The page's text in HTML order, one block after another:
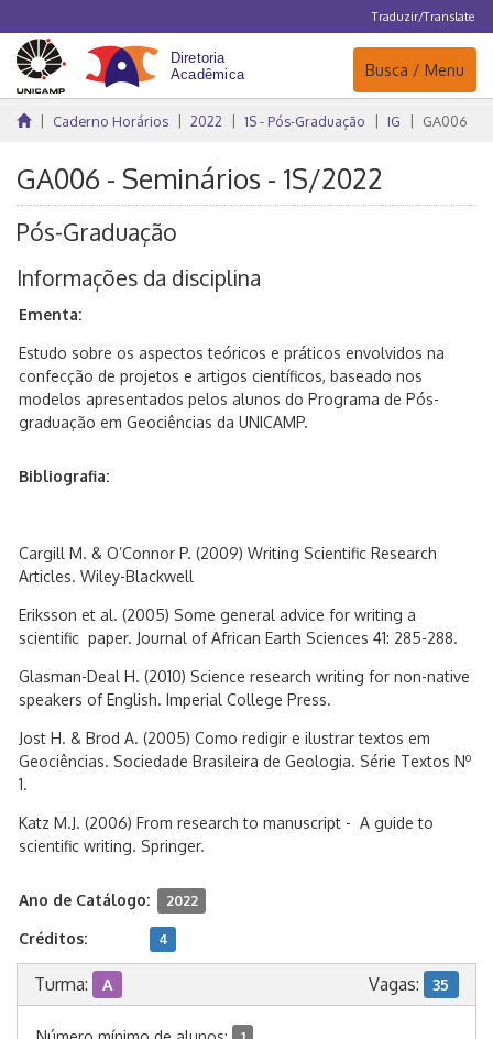
Traduzir/Translate
Navegação
Busca / Menu
Caderno Horários 2022 1S - Pós-Graduação IG GA006
GA006 - Seminários - 1S/2022
Pós-Graduação
Informações da disciplina
Ementa:
Estudo sobre os aspectos teóricos e práticos envolvidos na
confecção de projetos e artigos científicos, baseado nos
modelos apresentados pelos alunos do Programa de Pós-
graduação em Geociências da UNICAMP.
Bibliografia:
Cargill M. & O’Connor P. (2009) Writing Scientific Research
Articles. Wiley-Blackwell
Eriksson et al. (2005) Some general advice for writing a
scientific paper. Journal of African Earth Sciences 41: 285-288.
Glasman-Deal H. (2010) Science research writing for non-native
speakers of English. Imperial College Press.
Jost H. & Brod A. (2005) Como redigir e ilustrar textos em
Geociências. Sociedade Brasileira de Geologia. Série Textos No
1.
Katz M.J. (2006) From research to manuscript - A guide to
scientific writing. Springer.
Ano de Catálogo: 2022
Créditos: 4
Turma: A Vagas: 35